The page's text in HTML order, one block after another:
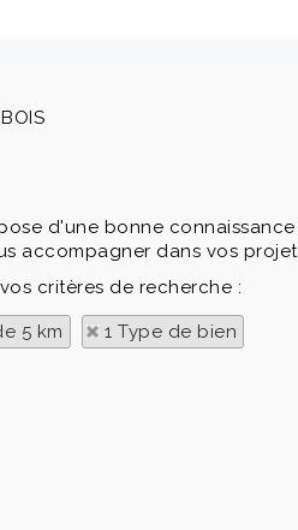
d'une bonne
accompagner dans vos
critères de recherche :
5 km 1 Type de bien